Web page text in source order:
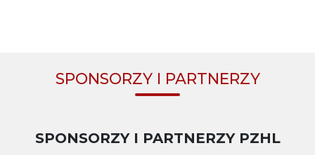
SPONSORZY I PARTNERZY
SPONSORZY I PARTNERZY PZHL